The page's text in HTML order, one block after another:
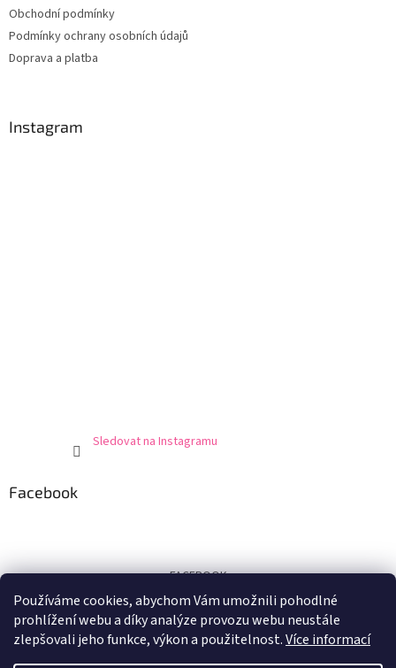
Používáme cookies, abychom Vám umožnili pohodlné
prohlížení webu a díky analýze provozu webu neustále
zlepšovali jeho funkce, výkon a použitelnost.Více informací
Obchodní podmínky
Podmínky ochrany osobních údajů
Doprava a platba
Instagram
Sledovat na Instagramu
Facebook
FACEBOOK
Certifikát